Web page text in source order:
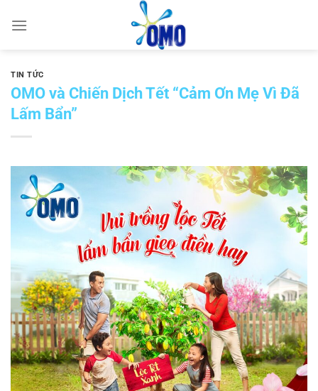
TIN TỨC
OMO và Chiến Dịch Tết “Cảm Ơn Mẹ Vì Đã
Lấm Bẩn”